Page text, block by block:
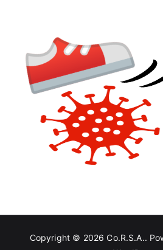
Copyright © 2026Co.R.S.A..